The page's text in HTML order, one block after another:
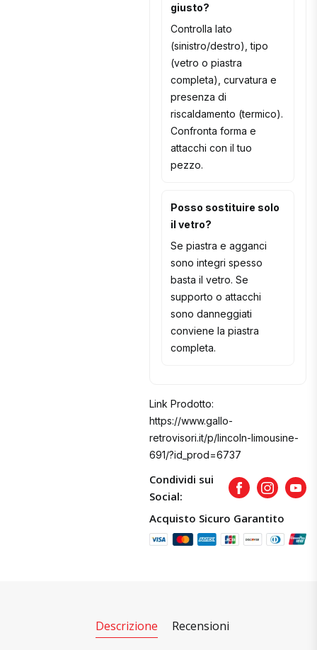
giusto?
Controlla lato
(sinistro/destro), tipo
(vetro o piastra
completa), curvatura e
presenza di
riscaldamento (termico).
Confronta forma e
attacchi con il tuo
pezzo.
Posso sostituire solo
il vetro?
Se piastra e agganci
sono integri spesso
basta il vetro. Se
supporto o attacchi
sono danneggiati
conviene la piastra
completa.
Link Prodotto:
https://www.gallo-
retrovisori.it/p/lincoln-limousine-
691/?id_prod=6737
Condividi sui
Social:
FacebookInstagram
Acquisto Sicuro Garantito
Descrizione Recensioni